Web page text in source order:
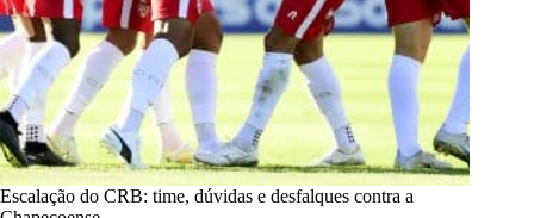
Escalação do CRB: time, dúvidas e desfalques contra a